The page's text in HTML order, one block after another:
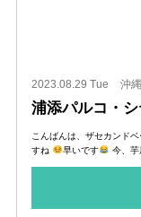
2023.08.29 Tue 沖
浦添パルコ・
こんばんは、ザセカンド
すね
早いです 今、